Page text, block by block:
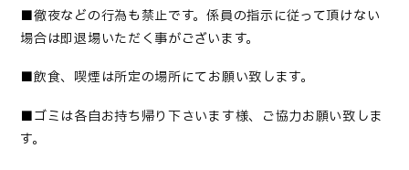
■徹夜などの行為も禁止です。係員の指示に従って頂けない
場合は即退場いただく事がございます。
■飲食、喫煙は所定の場所にてお願い致します。
■ゴミは各自お持ち帰り下さいます様、ご協力お願い致しま
す。